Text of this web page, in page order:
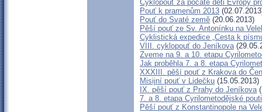
Cyklopouť za počaté děti Evropy
Pouť k pramenům 2013
Pouť do Svaté země (20.06.2013)
Pěší pouť ze Sv. Antonínku na
Cyklistická expedice „Cesta k
VIII. cyklopouť do Jeníkova
Zveme na 9. a 10. etapu
Jak proběhla 7. a 8. etapa
XXXIII. pěší pouť z Krakova do
Misijní pouť v Lidečku (15.05.2013)
IX. pěší pouť z Prahy do Jeníkova
7. a 8. etapa Cyrilometodějské
Pěší pouť z Konstantinopole na